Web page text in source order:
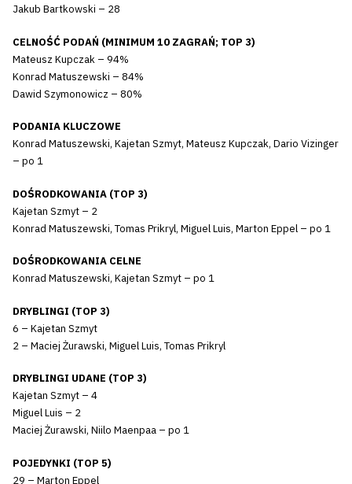
Jakub Bartkowski – 28
CELNOŚĆ PODAŃ (MINIMUM 10 ZAGRAŃ; TOP 3)
Mateusz Kupczak – 94%
Konrad Matuszewski – 84%
Dawid Szymonowicz – 80%
PODANIA KLUCZOWE
Konrad Matuszewski, Kajetan Szmyt, Mateusz Kupczak, Dario Vizinger
– po 1
DOŚRODKOWANIA (TOP 3)
Kajetan Szmyt – 2
Konrad Matuszewski, Tomas Prikryl, Miguel Luis, Marton Eppel – po 1
DOŚRODKOWANIA CELNE
Konrad Matuszewski, Kajetan Szmyt – po 1
DRYBLINGI (TOP 3)
6 – Kajetan Szmyt
2 – Maciej Żurawski, Miguel Luis, Tomas Prikryl
DRYBLINGI UDANE (TOP 3)
Kajetan Szmyt – 4
Miguel Luis – 2
Maciej Żurawski, Niilo Maenpaa – po 1
POJEDYNKI (TOP 5)
29 – Marton Eppel